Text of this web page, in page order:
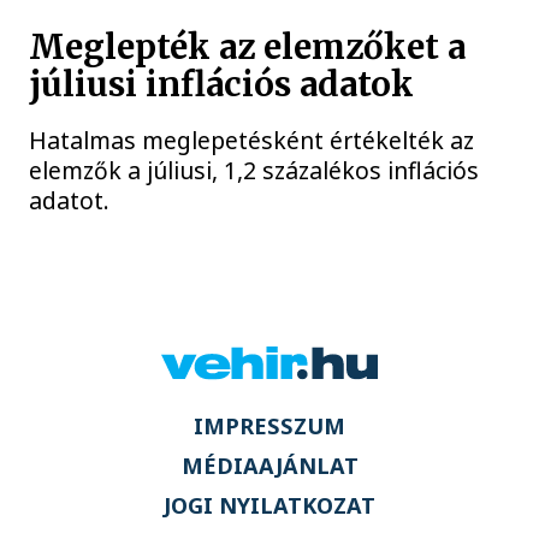
Meglepték az elemzőket a
júliusi inflációs adatok
Hatalmas meglepetésként értékelték az
elemzők a júliusi, 1,2 százalékos inflációs
adatot.
IMPRESSZUM
MÉDIAAJÁNLAT
JOGI NYILATKOZAT